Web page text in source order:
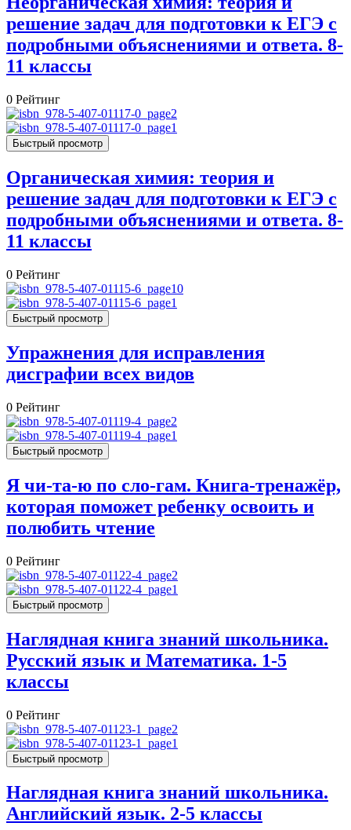
решение задач для подготовки к ЕГЭ с
подробными объяснениями и ответа. 8-
11 классы
0 Рейтинг
Быстрый просмотр
Органическая химия: теория и
решение задач для подготовки к ЕГЭ с
подробными объяснениями и ответа. 8-
11 классы
0 Рейтинг
Быстрый просмотр
Упражнения для исправления
дисграфии всех видов
0 Рейтинг
Быстрый просмотр
Я чи-та-ю по сло-гам. Книга-тренажёр,
которая поможет ребенку освоить и
полюбить чтение
0 Рейтинг
Быстрый просмотр
Наглядная книга знаний школьника.
Русский язык и Математика. 1-5
классы
0 Рейтинг
Быстрый просмотр
Наглядная книга знаний школьника.
Английский язык. 2-5 классы